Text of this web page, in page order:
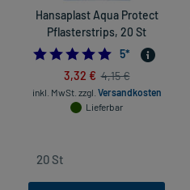
Hansaplast Aqua Protect
Pflasterstrips, 20 St
5.0
5*
3,32 € 4,15 €
inkl. MwSt. zzgl. Versandkosten
Lieferbar